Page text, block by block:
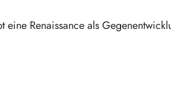
Renaissance als